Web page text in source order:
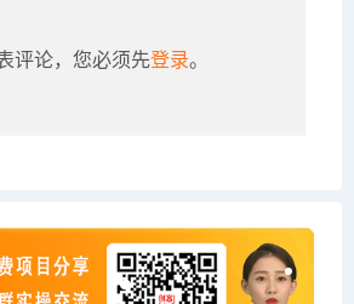
评论，您必须先登录。